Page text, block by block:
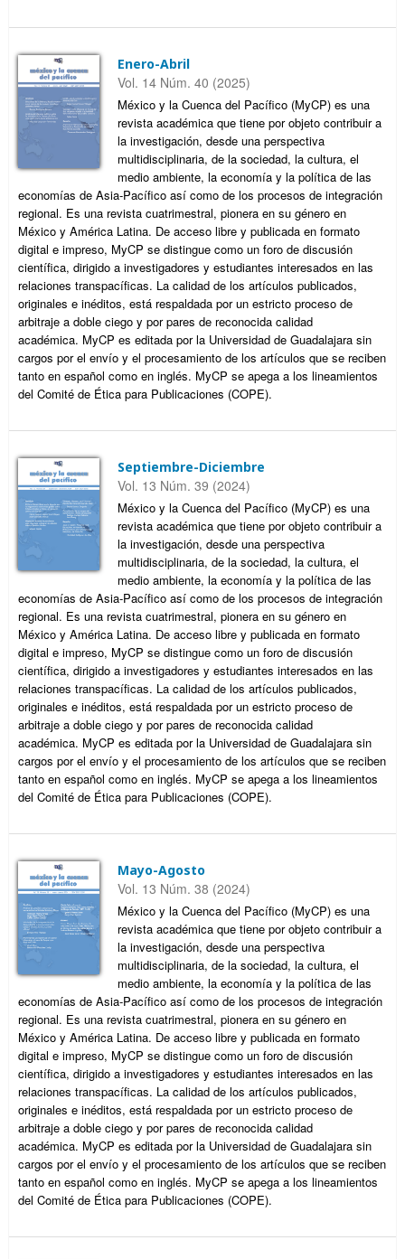
Enero-Abril
Vol. 14 Núm. 40 (2025)
México y la Cuenca del Pacífico (MyCP) es una
revista académica que tiene por objeto contribuir a
la investigación, desde una perspectiva
multidisciplinaria, de la sociedad, la cultura, el
medio ambiente, la economía y la política de las
economías de Asia-Pacífico así como de los procesos de integración
regional. Es una revista cuatrimestral, pionera en su género en
México y América Latina. De acceso libre y publicada en formato
digital e impreso, MyCP se distingue como un foro de discusión
científica, dirigido a investigadores y estudiantes interesados en las
relaciones transpacíficas. La calidad de los artículos publicados,
originales e inéditos, está respaldada por un estricto proceso de
arbitraje a doble ciego y por pares de reconocida calidad
académica. MyCP es editada por la Universidad de Guadalajara sin
cargos por el envío y el procesamiento de los artículos que se reciben
tanto en español como en inglés. MyCP se apega a los lineamientos
del Comité de Ética para Publicaciones (COPE).
Septiembre-Diciembre
Vol. 13 Núm. 39 (2024)
México y la Cuenca del Pacífico (MyCP) es una
revista académica que tiene por objeto contribuir a
la investigación, desde una perspectiva
multidisciplinaria, de la sociedad, la cultura, el
medio ambiente, la economía y la política de las
economías de Asia-Pacífico así como de los procesos de integración
regional. Es una revista cuatrimestral, pionera en su género en
México y América Latina. De acceso libre y publicada en formato
digital e impreso, MyCP se distingue como un foro de discusión
científica, dirigido a investigadores y estudiantes interesados en las
relaciones transpacíficas. La calidad de los artículos publicados,
originales e inéditos, está respaldada por un estricto proceso de
arbitraje a doble ciego y por pares de reconocida calidad
académica. MyCP es editada por la Universidad de Guadalajara sin
cargos por el envío y el procesamiento de los artículos que se reciben
tanto en español como en inglés. MyCP se apega a los lineamientos
del Comité de Ética para Publicaciones (COPE).
Mayo-Agosto
Vol. 13 Núm. 38 (2024)
México y la Cuenca del Pacífico (MyCP) es una
revista académica que tiene por objeto contribuir a
la investigación, desde una perspectiva
multidisciplinaria, de la sociedad, la cultura, el
medio ambiente, la economía y la política de las
economías de Asia-Pacífico así como de los procesos de integración
regional. Es una revista cuatrimestral, pionera en su género en
México y América Latina. De acceso libre y publicada en formato
digital e impreso, MyCP se distingue como un foro de discusión
científica, dirigido a investigadores y estudiantes interesados en las
relaciones transpacíficas. La calidad de los artículos publicados,
originales e inéditos, está respaldada por un estricto proceso de
arbitraje a doble ciego y por pares de reconocida calidad
académica. MyCP es editada por la Universidad de Guadalajara sin
cargos por el envío y el procesamiento de los artículos que se reciben
tanto en español como en inglés. MyCP se apega a los lineamientos
del Comité de Ética para Publicaciones (COPE).